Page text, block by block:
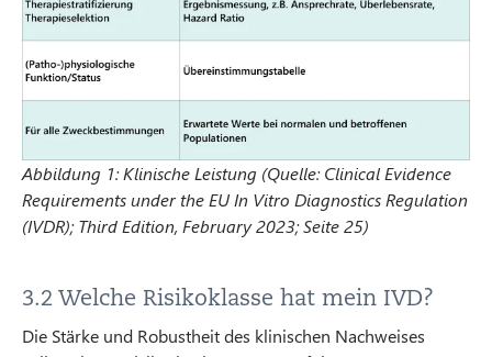
Abbildung 1: Klinische Leistung (Quelle: Clinical Evidence
Requirements under the EU In Vitro Diagnostics Regulation
(IVDR); Third Edition, February 2023; Seite 25)
3.2 Welche Risikoklasse hat mein IVD?
Die Stärke und Robustheit des klinischen Nachweises